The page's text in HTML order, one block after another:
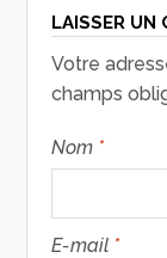
LAISSER UN
Votre
champs
Nom *
E-mail *